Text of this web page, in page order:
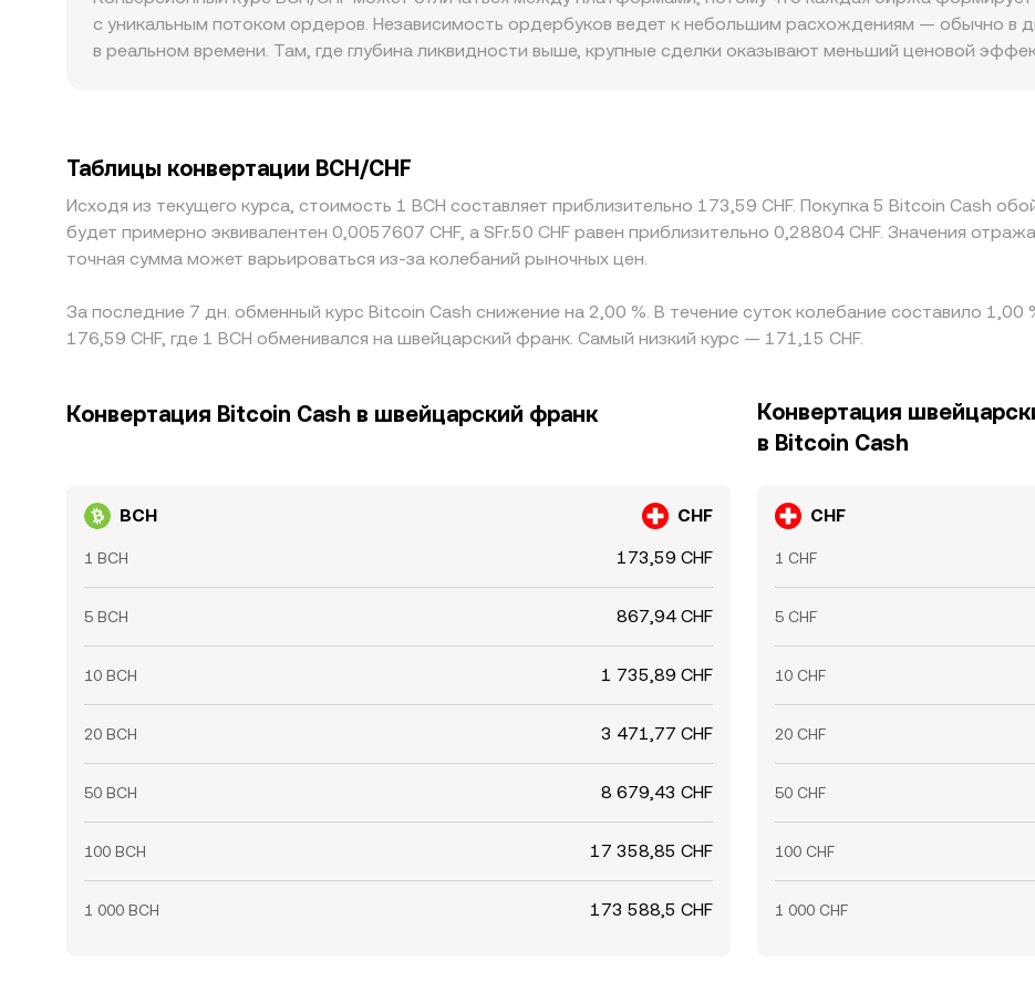
конверсионного курса BCH/CHF через арбитраж и кроссплатформенную торговлю.
с уникальным потоком ордеров. Независимость ордербуков ведет к небольшим расхождениям — обычно в
в реальном времени. Там, где глубина ликвидности выше, крупные сделки оказывают меньший ценовой
промежуточные пары, эта «USDT‑база» передается в итоговый котируемый BCH/CHF. Арбитраж помогает
идеален: задержки ввода/вывода, комиссии и ограничения по доступу к CHF‑парам оставляют временные
BCH/CHF различается.
Таблицы конвертации BCH/CHF
Исходя из текущего курса, стоимость 1 BCH составляет приблизительно 173,59 CHF. Покупка 5 Bitcoin Cash
будет примерно эквивалентен 0,0057607 CHF, а SFr.50 CHF равен приблизительно 0,28804 CHF. Значения
точная сумма может варьироваться из-за колебаний рыночных цен.
За последние 7 дн. обменный курс Bitcoin Cash снижение на 2,00 %. В течение суток колебание составило
176,59 CHF, где 1 BCH обменивался на швейцарский франк. Самый низкий курс — 171,15 CHF.
Конвертация Bitcoin Cash в швейцарский франк
BCH CHF
1 BCH 173,59 CHF
5 BCH 867,94 CHF
10 BCH 1 735,89 CHF
20 BCH 3 471,77 CHF
50 BCH 8 679,43 CHF
100 BCH 17 358,85 CHF
1 000 BCH 173 588,5 CHF
Конвертация
в Bitcoin Cash
CHF
1 CHF
5 CHF
10 CHF
20 CHF
50 CHF
100 CHF
1 000 CHF